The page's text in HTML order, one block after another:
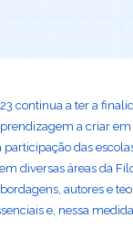
continua a ter a
a criar
das
diversas áreas da
autores e
e, nessa